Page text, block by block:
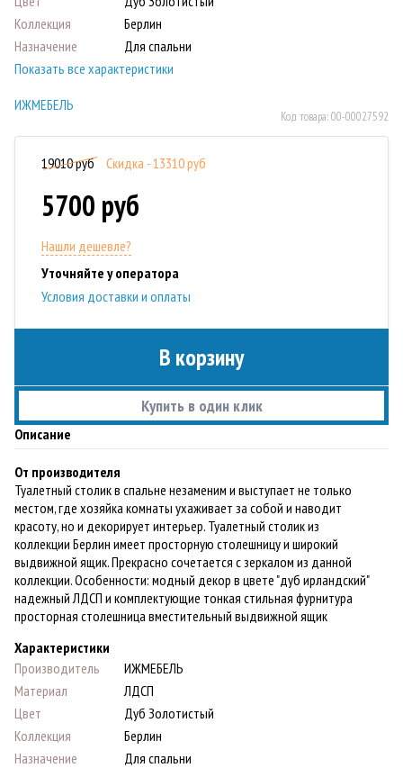
Коллекция
Берлин
Назначение
Для спальни
Показать все характеристики
ИЖМЕБЕЛЬ
Код товара:00-00027592
19010 руб Скидка - 13310 руб
5700 руб
Нашли дешевле?
Уточняйте у оператора
Условия доставки и оплаты
В корзину
Купить в один клик
Описание
От производителя
Туалетный столик в спальне незаменим и выступает не только
местом, где хозяйка комнаты ухаживает за собой и наводит
красоту, но и декорирует интерьер. Туалетный столик из
коллекции Берлин имеет просторную столешницу и широкий
выдвижной ящик. Прекрасно сочетается с зеркалом из данной
коллекции. Особенности: модный декор в цвете "дуб ирландский"
надежный ЛДСП и комплектующие тонкая стильная фурнитура
просторная столешница вместительный выдвижной ящик
Характеристики
Производитель
ИЖМЕБЕЛЬ
Материал
ЛДСП
Цвет
Дуб Золотистый
Коллекция
Берлин
Назначение
Для спальни